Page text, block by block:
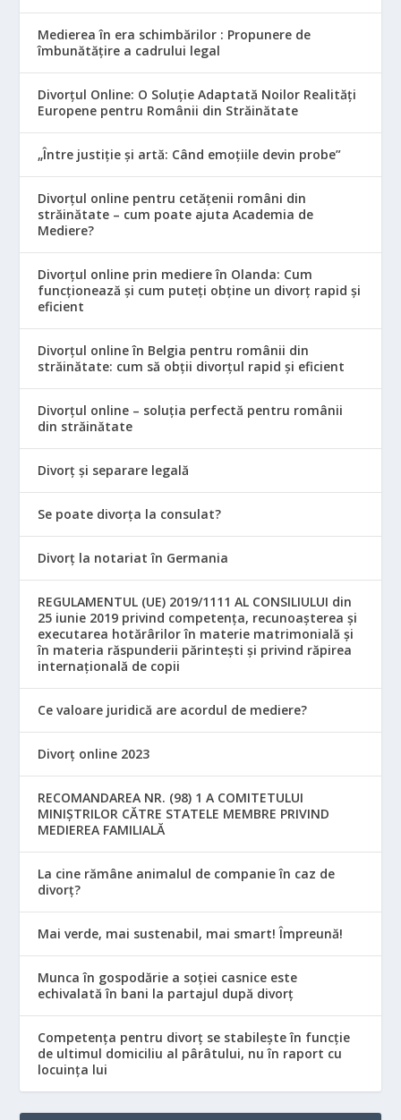
Medierea în era schimbărilor : Propunere de
îmbunătățire a cadrului legal
Divorțul Online: O Soluție Adaptată Noilor Realități
Europene pentru Românii din Străinătate
„Între justiție și artă: Când emoțiile devin probe”
Divorțul online pentru cetățenii români din
străinătate – cum poate ajuta Academia de
Mediere?
Divorțul online prin mediere în Olanda: Cum
funcționează și cum puteți obține un divorț rapid și
eficient
Divorțul online în Belgia pentru românii din
străinătate: cum să obții divorțul rapid și eficient
Divorțul online – soluția perfectă pentru românii
din străinătate
Divorț și separare legală
Se poate divorța la consulat?
Divorț la notariat în Germania
REGULAMENTUL (UE) 2019/1111 AL CONSILIULUI din
25 iunie 2019 privind competența, recunoașterea și
executarea hotărârilor în materie matrimonială și
în materia răspunderii părintești și privind răpirea
internațională de copii
Ce valoare juridică are acordul de mediere?
Divorț online 2023
RECOMANDAREA NR. (98) 1 A COMITETULUI
MINIŞTRILOR CĂTRE STATELE MEMBRE PRIVIND
MEDIEREA FAMILIALĂ
La cine rămâne animalul de companie în caz de
divorț?
Mai verde, mai sustenabil, mai smart! Împreună!
Munca în gospodărie a soției casnice este
echivalată în bani la partajul după divorț
Competența pentru divorț se stabilește în funcție
de ultimul domiciliu al pârâtului, nu în raport cu
locuinţa lui